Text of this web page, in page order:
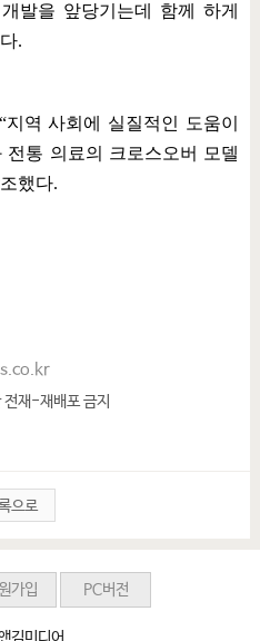
발을 앞당기는데 함께 하게
.
“지역 사회에 실질적인 도움이
통 의료의 크로스오버 모델
했다.
재-재배포 금지
으로
가입 PC버전